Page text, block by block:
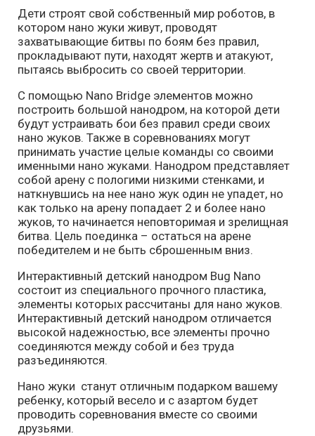
Дети строят свой собственный мир роботов, в
котором нано жуки живут, проводят
захватывающие битвы по боям без правил,
прокладывают пути, находят жертв и атакуют,
пытаясь выбросить со своей территории.
С помощью Nano Bridge элементов можно
построить большой нанодром, на которой дети
будут устраивать бои без правил среди своих
нано жуков. Также в соревнованиях могут
принимать участие целые команды со своими
именными нано жуками. Нанодром представляет
собой арену с пологими низкими стенками, и
наткнувшись на нее нано жук один не упадет, но
как только на арену попадает 2 и более нано
жуков, то начинается неповторимая и зрелищная
битва. Цель поединка – остаться на арене
победителем и не быть сброшенным вниз.
Интерактивный детский нанодром Bug Nano
состоит из специального прочного пластика,
элементы которых рассчитаны для нано жуков.
Интерактивный детский нанодром отличается
высокой надежностью, все элементы прочно
соединяются между собой и без труда
разъединяются.
Нано жуки станут отличным подарком вашему
ребенку, который весело и с азартом будет
проводить соревнования вместе со своими
друзьями.